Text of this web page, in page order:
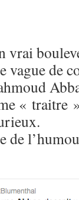
vrai
vague de
« traitre
de